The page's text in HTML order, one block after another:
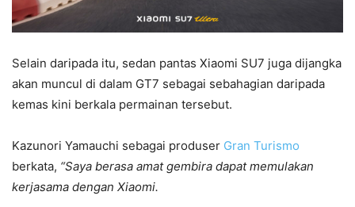
Selain daripada itu, sedan pantas Xiaomi SU7 juga dijangka
akan muncul di dalam GT7 sebagai sebahagian daripada
kemas kini berkala permainan tersebut.
Kazunori Yamauchi sebagai produser Gran Turismo
berkata, “Saya berasa amat gembira dapat memulakan
kerjasama dengan Xiaomi.